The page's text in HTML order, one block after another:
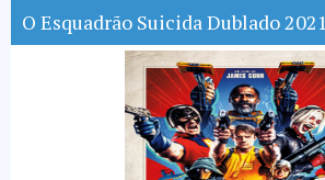
O Esquadrão Suicida Dublado 2021